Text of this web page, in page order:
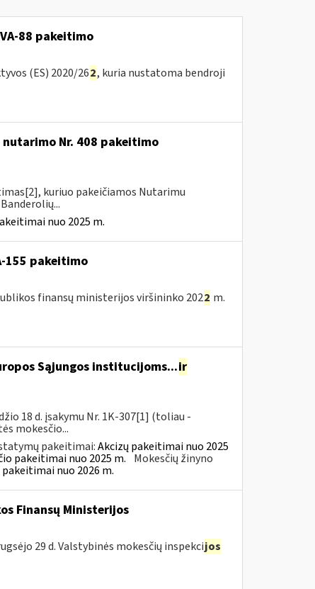
88 pakeitimo
(ES) 2020/262, kuria nustatoma bendroji
Nr. 408 pakeitimo
kuriuo pakeičiamos Nutarimu
nuo 2025 m.
155 pakeitimo
finansų ministerijos viršininko 2022 m.
Sąjungos institucijoms...ir
18 d. įsakymu Nr. 1K-307[1] (toliau -
mokesčio...
pakeitimai:Akcizų pakeitimai nuo 2025
pakeitimai nuo 2025 m. Mokesčių žinyno
nuo 2026 m.
Finansų Ministerijos
29 d. Valstybinės mokesčių inspekcijos